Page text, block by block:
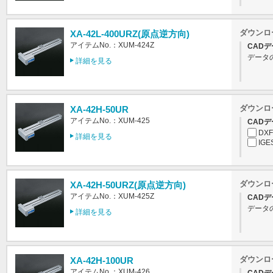
XA-42L-400URZ(原点逆方向)
アイテムNo.：XUM-424Z
詳細を見る
ダウンロ
CADデ
データ
XA-42H-50UR
アイテムNo.：XUM-425
詳細を見る
ダウンロ
CADデ
XA-42H-50URZ(原点逆方向)
アイテムNo.：XUM-425Z
詳細を見る
ダウンロ
CADデ
データ
XA-42H-100UR ダウンロ